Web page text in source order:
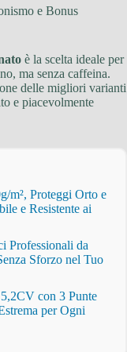
e Bonus
è la scelta ideale per
ma senza caffeina.
delle migliori varianti
e piacevolmente
m², Proteggi Orto e
e Resistente ai
Professionali da
Sforzo nel Tuo
con 3 Punte
per Ogni